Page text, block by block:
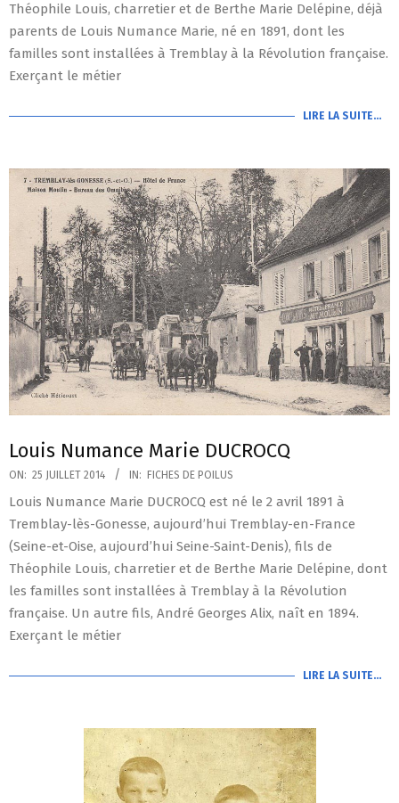
Théophile Louis, charretier et de Berthe Marie Delépine, déjà
parents de Louis Numance Marie, né en 1891, dont les
familles sont installées à Tremblay à la Révolution française.
Exerçant le métier
LIRE LA SUITE…
Louis Numance Marie DUCROCQ
2014-
07-
25
ON: 25 JUILLET 2014 IN: FICHES DE POILUS
Louis Numance Marie DUCROCQ est né le 2 avril 1891 à
Tremblay-lès-Gonesse, aujourd’hui Tremblay-en-France
(Seine-et-Oise, aujourd’hui Seine-Saint-Denis), fils de
Théophile Louis, charretier et de Berthe Marie Delépine, dont
les familles sont installées à Tremblay à la Révolution
française. Un autre fils, André Georges Alix, naît en 1894.
Exerçant le métier
LIRE LA SUITE…